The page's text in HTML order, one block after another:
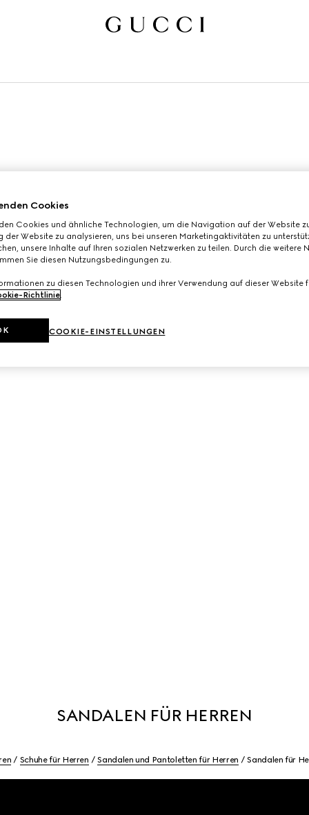
SANDALEN FÜR HERREN
Schuhe für Herren Sandalen und Pantoletten für Herren Sandalen für
Cookies
Cookies und ähnliche Technologien, um die Navigation auf der Website
der Website zu analysieren, uns bei unseren Marketingaktivitäten zu
unsere Inhalte auf Ihren sozialen Netzwerken zu teilen. Durch die weitere
Sie diesen Nutzungsbedingungen zu.
zu diesen Technologien und ihrer Verwendung auf dieser Website
Richtlinie
COOKIE-EINSTELLUNGEN